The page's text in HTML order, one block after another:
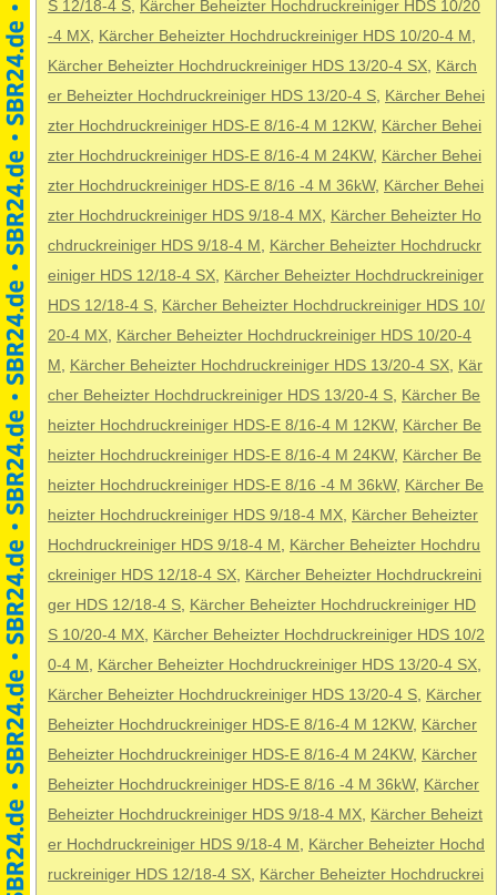
S 12/18-4 S, Kärcher Beheizter Hochdruckreiniger HDS 10/20
-4 MX, Kärcher Beheizter Hochdruckreiniger HDS 10/20-4 M ,
Kärcher Beheizter Hochdruckreiniger HDS 13/20-4 SX, Kärch
er Beheizter Hochdruckreiniger HDS 13/20-4 S, Kärcher Behei
zter Hochdruckreiniger HDS-E 8/16-4 M 12KW, Kärcher Behei
zter Hochdruckreiniger HDS-E 8/16-4 M 24KW, Kärcher Behei
zter Hochdruckreiniger HDS-E 8/16 -4 M 36kW, Kärcher Behei
zter Hochdruckreiniger HDS 9/18-4 MX, Kärcher Beheizter Ho
chdruckreiniger HDS 9/18-4 M , Kärcher Beheizter Hochdruckr
einiger HDS 12/18-4 SX, Kärcher Beheizter Hochdruckreiniger
HDS 12/18-4 S, Kärcher Beheizter Hochdruckreiniger HDS 10/
20-4 MX, Kärcher Beheizter Hochdruckreiniger HDS 10/20-4
M , Kärcher Beheizter Hochdruckreiniger HDS 13/20-4 SX, Kär
cher Beheizter Hochdruckreiniger HDS 13/20-4 S, Kärcher Be
heizter Hochdruckreiniger HDS-E 8/16-4 M 12KW, Kärcher Be
heizter Hochdruckreiniger HDS-E 8/16-4 M 24KW, Kärcher Be
heizter Hochdruckreiniger HDS-E 8/16 -4 M 36kW, Kärcher Be
heizter Hochdruckreiniger HDS 9/18-4 MX, Kärcher Beheizter
Hochdruckreiniger HDS 9/18-4 M , Kärcher Beheizter Hochdru
ckreiniger HDS 12/18-4 SX, Kärcher Beheizter Hochdruckreini
ger HDS 12/18-4 S, Kärcher Beheizter Hochdruckreiniger HD
S 10/20-4 MX, Kärcher Beheizter Hochdruckreiniger HDS 10/2
0-4 M , Kärcher Beheizter Hochdruckreiniger HDS 13/20-4 SX,
Kärcher Beheizter Hochdruckreiniger HDS 13/20-4 S, Kärcher
Beheizter Hochdruckreiniger HDS-E 8/16-4 M 12KW, Kärcher
Beheizter Hochdruckreiniger HDS-E 8/16-4 M 24KW, Kärcher
Beheizter Hochdruckreiniger HDS-E 8/16 -4 M 36kW, Kärcher
Beheizter Hochdruckreiniger HDS 9/18-4 MX, Kärcher Beheizt
er Hochdruckreiniger HDS 9/18-4 M , Kärcher Beheizter Hochd
ruckreiniger HDS 12/18-4 SX, Kärcher Beheizter Hochdruckrei